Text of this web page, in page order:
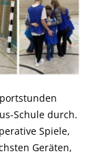
Schule durch.
Spiele,
Geräten,